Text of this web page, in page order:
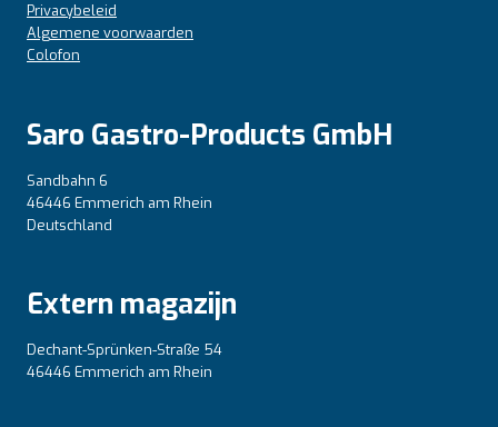
Privacybeleid
Algemene voorwaarden
Colofon
Saro Gastro-Products GmbH
Sandbahn 6
46446 Emmerich am Rhein
Deutschland
Extern magazijn
Dechant-Sprünken-Straße 54
46446 Emmerich am Rhein